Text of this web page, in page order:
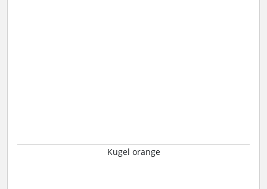
Kugel orange